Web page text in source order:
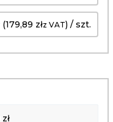
(179,89 złz VAT) / szt.